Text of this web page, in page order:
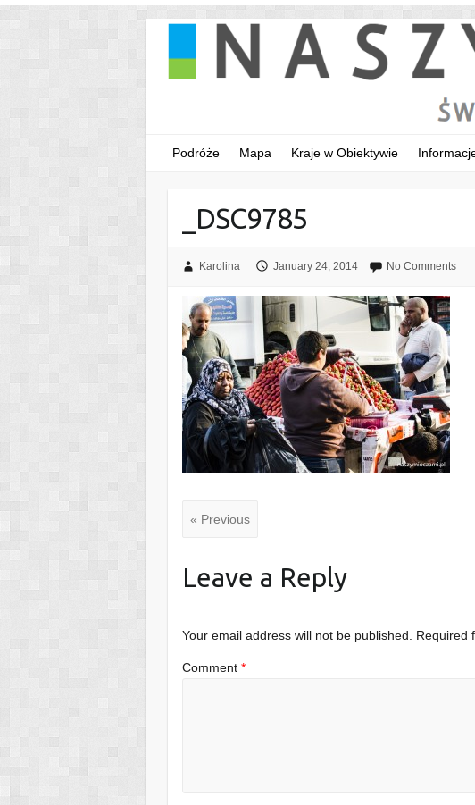
Podróże Mapa Kraje w Obiektywie
_DSC9785
Karolina January 24, 2014 No Comments
« Previous
Leave a Reply
Your email address will not be published. Required
Comment*